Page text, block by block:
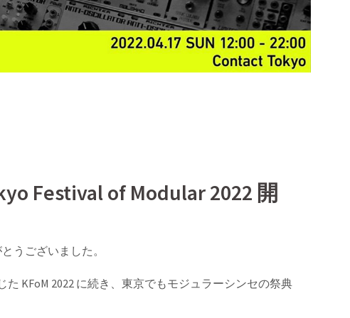
Festival of Modular 2022 開
うございました。
KFoM 2022 に続き、東京でもモジュラーシンセの祭典